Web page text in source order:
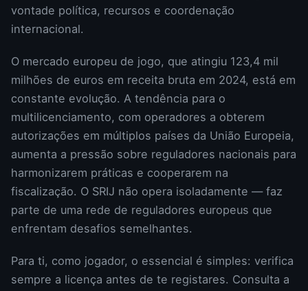
vontade política, recursos e coordenação
internacional.
O mercado europeu de jogo, que atingiu 123,4 mil
milhões de euros em receita bruta em 2024, está em
constante evolução. A tendência para o
multilicenciamento, com operadores a obterem
autorizações em múltiplos países da União Europeia,
aumenta a pressão sobre reguladores nacionais para
harmonizarem práticas e cooperarem na
fiscalização. O SRIJ não opera isoladamente — faz
parte de uma rede de reguladores europeus que
enfrentam desafios semelhantes.
Para ti, como jogador, o essencial é simples: verifica
sempre a licença antes de te registares. Consulta a